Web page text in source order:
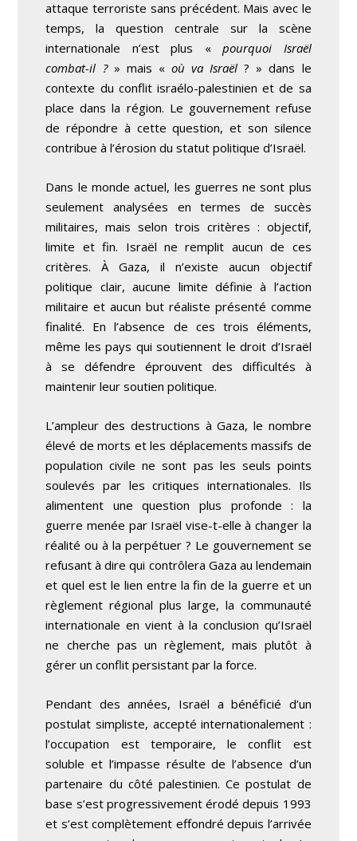
attaque terroriste sans précédent. Mais avec le
temps, la question centrale sur la scène
internationale n’est plus «pourquoi Israël
combat-il ?» mais «où va Israël ? » dans le
contexte du conflit israélo-palestinien et de sa
place dans la région. Le gouvernement refuse
de répondre à cette question, et son silence
contribue à l’érosion du statut politique d’Israël.
Dans le monde actuel, les guerres ne sont plus
seulement analysées en termes de succès
militaires, mais selon trois critères : objectif,
limite et fin. Israël ne remplit aucun de ces
critères. À Gaza, il n’existe aucun objectif
politique clair, aucune limite définie à l’action
militaire et aucun but réaliste présenté comme
finalité. En l’absence de ces trois éléments,
même les pays qui soutiennent le droit d’Israël
à se défendre éprouvent des difficultés à
maintenir leur soutien politique.
L’ampleur des destructions à Gaza, le nombre
élevé de morts et les déplacements massifs de
population civile ne sont pas les seuls points
soulevés par les critiques internationales. Ils
alimentent une question plus profonde : la
guerre menée par Israël vise-t-elle à changer la
réalité ou à la perpétuer ? Le gouvernement se
refusant à dire qui contrôlera Gaza au lendemain
et quel est le lien entre la fin de la guerre et un
règlement régional plus large, la communauté
internationale en vient à la conclusion qu’Israël
ne cherche pas un règlement, mais plutôt à
gérer un conflit persistant par la force.
Pendant des années, Israël a bénéficié d’un
postulat simpliste, accepté internationalement :
l’occupation est temporaire, le conflit est
soluble et l’impasse résulte de l’absence d’un
partenaire du côté palestinien. Ce postulat de
base s’est progressivement érodé depuis 1993
et s’est complètement effondré depuis l’arrivée